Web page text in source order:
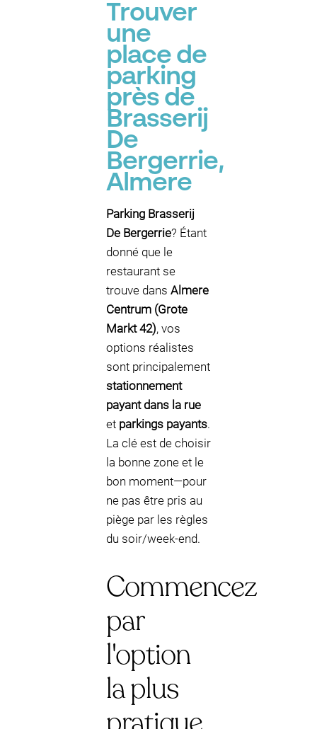
Trouver
une
place de
parking
près de
Brasserij
De
Bergerrie,
Almere
Parking Brasserij
De Bergerrie? Étant
donné que le
restaurant se
trouve dans Almere
Centrum (Grote
Markt 42), vos
options réalistes
sont principalement
stationnement
payant dans la rue
et parkings payants.
La clé est de choisir
la bonne zone et le
bon moment—pour
ne pas être pris au
piège par les règles
du soir/week-end.
Commencez
par
l'option
la plus